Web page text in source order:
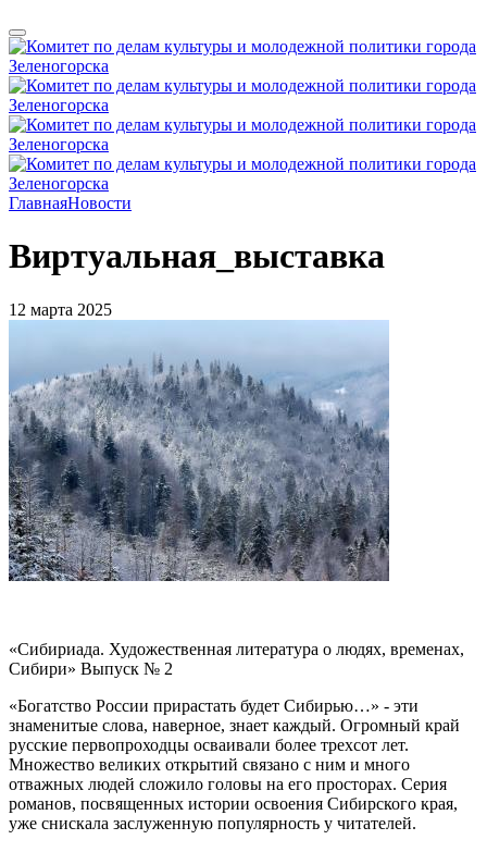
ГлавнаяНовости
Виртуальная_выставка
12 марта 2025
«Сибириада. Художественная литература о людях, временах,
Сибири» Выпуск № 2
«Богатство России прирастать будет Сибирью…» - эти
знаменитые слова, наверное, знает каждый. Огромный край
русские первопроходцы осваивали более трехсот лет.
Множество великих открытий связано с ним и много
отважных людей сложило головы на его просторах. Серия
романов, посвященных истории освоения Сибирского края,
уже снискала заслуженную популярность у читателей.